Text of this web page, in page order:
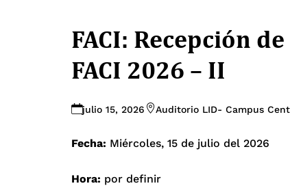
FACI: Recepción
FACI 2026 – II
julio 15, 2026 Auditorio LID- Campus
Fecha: Miércoles, 15 de julio del 2026
Hora: por definir